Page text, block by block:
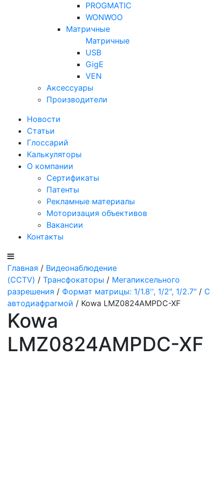
PROGMATIC
WONWOO
Матричные
Матричные
USB
GigE
VEN
Аксессуары
Производители
Новости
Статьи
Глоссарий
Калькуляторы
О компании
Сертификаты
Патенты
Рекламные материалы
Моторизация объективов
Вакансии
Контакты
Главная / Видеонаблюдение
(CCTV) / Трансфокаторы / Мегапиксельного
разрешения / Формат матрицы: 1/1.8'', 1/2", 1/2.7" / С
автодиафрагмой / Kowa LMZ0824AMPDC-XF
Kowa
LMZ0824AMPDC-XF